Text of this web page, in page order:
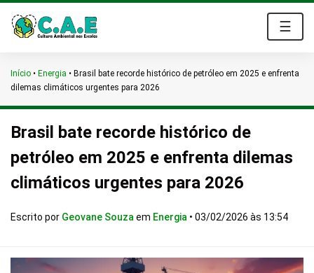
☰
Início • Energia • Brasil bate recorde histórico de petróleo em 2025 e enfrenta
dilemas climáticos urgentes para 2026
Brasil bate recorde histórico de
petróleo em 2025 e enfrenta dilemas
climáticos urgentes para 2026
Escrito por Geovane Souza em Energia • 03/02/2026 às 13:54